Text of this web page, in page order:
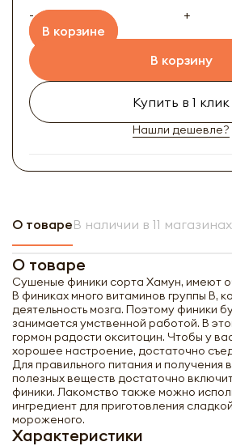
-
+
В корзине
В корзину
Купить в 1 клик
Нашли дешевле?
О товареВ наличии в 11 магазинах
О товаре
Сушеные финики сорта Хамун, имеют
В финиках много витаминов группы В,
деятельность мозга. Поэтому финики
занимается умственной работой. В
гормон радости окситоцин. Чтобы у
хорошее настроение, достаточно
Для правильного питания и получения
полезных веществ достаточно
финики. Лакомство также можно
ингредиент для приготовления
мороженого.
Характеристики